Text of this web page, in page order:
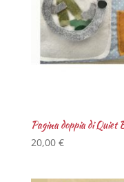
Pagina doppia di Quiet
20,00 €